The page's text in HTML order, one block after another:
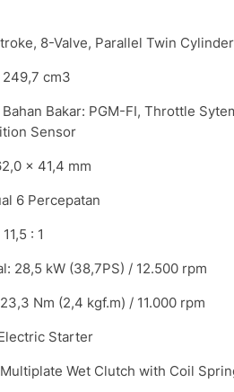
8-Valve, Parallel Twin Cylinder
cm3
Bakar: PGM-FI, Throttle
Sensor
x 41,4 mm
6 Percepatan
: 1
28,5 kW (38,7PS) / 12.500 rpm
Nm (2,4 kgf.m) / 11.000 rpm
Starter
Wet Clutch with Coil